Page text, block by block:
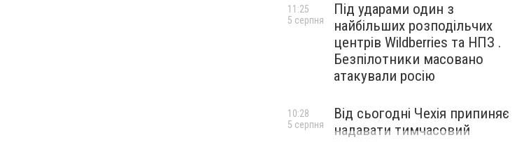
Під ударами один з
найбільших розподільчих
центрів Wildberries та НПЗ .
Безпілотники масовано
атакували росію
11:25
5 серпня
Від сьогодні Чехія припиняє
надавати тимчасовий
10:28
5 серпня